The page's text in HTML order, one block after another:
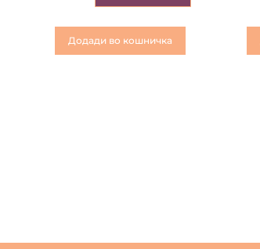
Додади во кошничка